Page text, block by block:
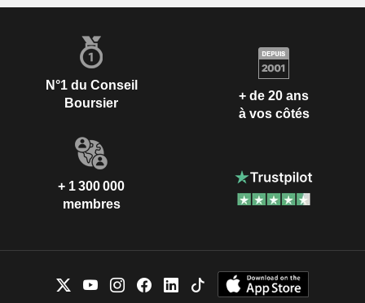
N°1 du Conseil
Boursier
+ de 20 ans
à vos côtés
+ 1 300 000
membres